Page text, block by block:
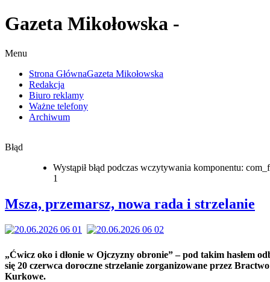
Gazeta Mikołowska -
Menu
Strona GłównaGazeta Mikołowska
Redakcja
Biuro reklamy
Ważne telefony
Archiwum
Błąd
Wystąpił błąd podczas wczytywania komponentu:
1
Msza, przemarsz, nowa rada i strzelanie
„Ćwicz oko i dłonie w Ojczyzny obronie” – pod takim hasłem
się 20 czerwca doroczne strzelanie zorganizowane przez Bractwo
Kurkowe.